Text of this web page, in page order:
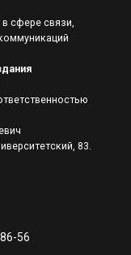
сфере связи,
83.
56